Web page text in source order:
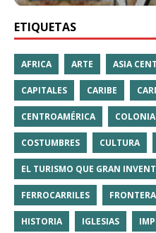
ETIQUETAS
AFRICA ARTE ASIA
CAPITALES CARIBE
CENTROAMÉRICA
COSTUMBRES CULTURA
EL TURISMO QUE GRAN
FERROCARRILES
HISTORIA IGLESIAS